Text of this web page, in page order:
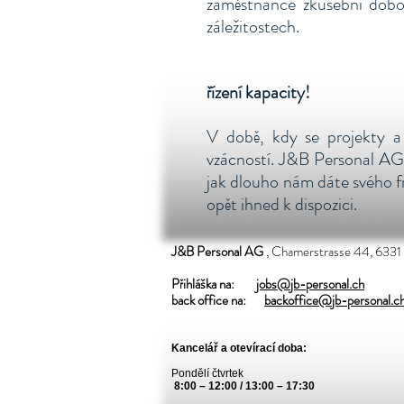
záležitostech.
řízení kapacity!
V době, kdy se projekty a
vzácností. J&B Personal
jak dlouho nám dáte svého
opět ihned k dispozici.
J&B Personal AG, Chamerstrasse 44,
Přihláška na:
jobs@jb-personal.ch
back office na:
backoffice@jb-
Kancelář a otevírací doba:
Pondělí čtvrtek
8:00 – 12:00 / 13:00 – 17:30